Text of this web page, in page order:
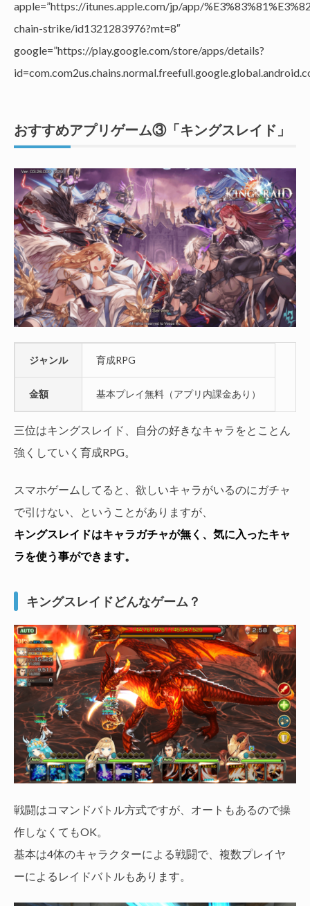
apple=”https://itunes.apple.com/jp/app/
chain-strike/id1321283976?mt=8″
google=”https://play.google.com/store/apps/details?
おすすめアプリゲーム③「キングスレイド」
ジャンル 育成RPG
金額 基本プレイ無料（アプリ内課金あり）
三位はキングスレイド、自分の好きなキャラをとことん
強くしていく育成RPG。
スマホゲームしてると、欲しいキャラがいるのにガチャ
で引けない、ということがありますが、
キングスレイドはキャラガチャが無く、気に入ったキャ
ラを使う事ができます。
キングスレイドどんなゲーム？
戦闘はコマンドバトル方式ですが、オートもあるので操
作しなくてもOK。
基本は4体のキャラクターによる戦闘で、複数プレイヤ
ーによるレイドバトルもあります。